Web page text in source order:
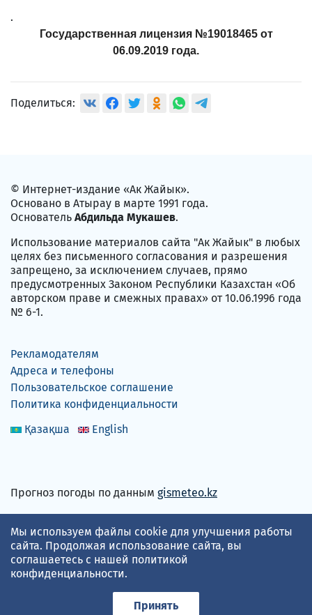
.
Государственная лицензия №19018465 от
06.09.2019 года.
Поделиться:
© Интернет-издание «Ак Жайык».
Основано в Атырау в марте 1991 года.
Основатель Абдильда Мукашев.
Использование материалов сайта "Ак Жайык" в любых
целях без письменного согласования и разрешения
запрещено, за исключением случаев, прямо
предусмотренных Законом Республики Казахстан «Об
авторском праве и смежных правах» от 10.06.1996 года
№ 6-1.
Рекламодателям
Адреса и телефоны
Пользовательское соглашение
Политика конфиденциальности
Қазақша
English
Прогноз погоды по данным gismeteo.kz
Принимаем карты
Мы используем файлы cookie для улучшения работы
сайта. Продолжая использование сайта, вы
соглашаетесь с нашей политикой
конфиденциальности.
Принять